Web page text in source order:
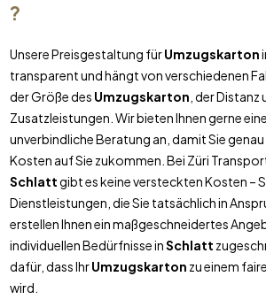
?
Unsere Preisgestaltung fürUmzugskarton
transparent und hängt von verschiedenen
der Größe des Umzugskarton , der
Zusatzleistungen. Wir bieten Ihnen gerne
unverbindliche Beratung an, damit Sie
Kosten auf Sie zukommen. Bei Züri
Schlattgibt es keine versteckten Kosten –
Dienstleistungen, die Sie tatsächlich in
erstellen Ihnen ein maßgeschneidertes
individuellen Bedürfnisse inSchlatt
dafür, dass IhrUmzugskarton zu einem
wird.